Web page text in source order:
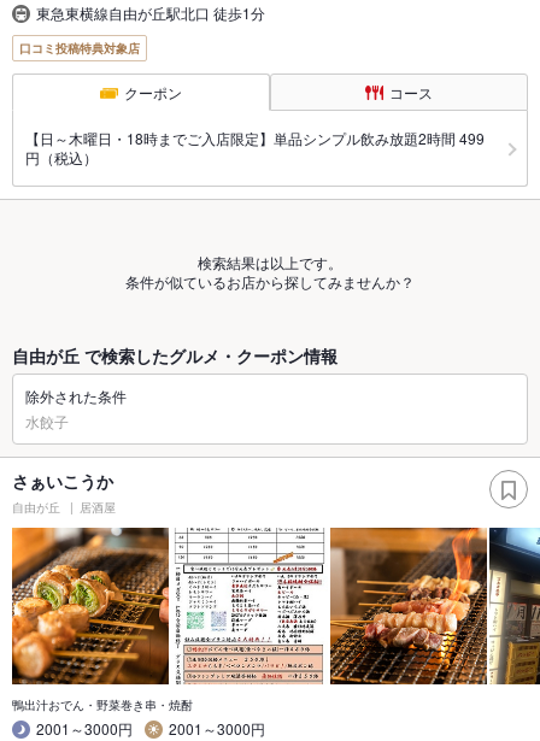
東急東横線自由が丘駅北口 徒歩1分
口コミ投稿特典対象店
クーポン コース
【日～木曜日・18時までご入店限定】単品シンプル飲み放題2時間 499
円（税込）
検索結果は以上です。
条件が似ているお店から探してみませんか？
自由が丘 で検索したグルメ・クーポン情報
除外された条件
水餃子
さぁいこうか
自由が丘 居酒屋
鴨出汁おでん・野菜巻き串・焼酎
2001～3000円
2001～3000円